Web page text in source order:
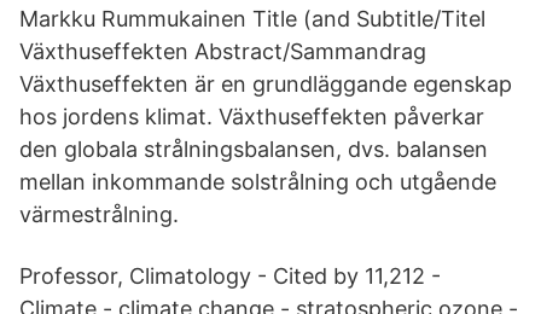
Markku Rummukainen Title (and Subtitle/Titel
Växthuseffekten Abstract/Sammandrag
Växthuseffekten är en grundläggande egenskap
hos jordens klimat. Växthuseffekten påverkar
den globala strålningsbalansen, dvs. balansen
mellan inkommande solstrålning och utgående
värmestrålning.
‪Professor, Climatology‬ - ‪‪Cited by 11,212‬‬ -
‪Climate‬ - ‪climate change‬ - ‪stratospheric ozone‬ -